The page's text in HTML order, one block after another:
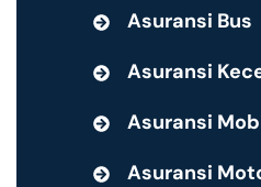
Asuransi Bus
Asuransi
Asuransi
Asuransi